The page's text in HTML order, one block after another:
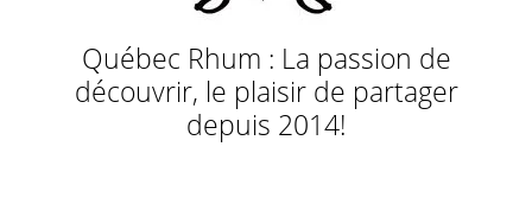
Québec Rhum : La passion de
découvrir, le plaisir de partager
depuis 2014!